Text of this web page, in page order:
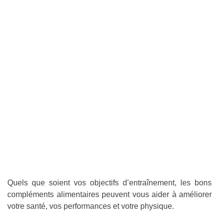
Quels que soient vos objectifs d’entraînement, les bons
compléments alimentaires peuvent vous aider à améliorer
votre santé, vos performances et votre physique.